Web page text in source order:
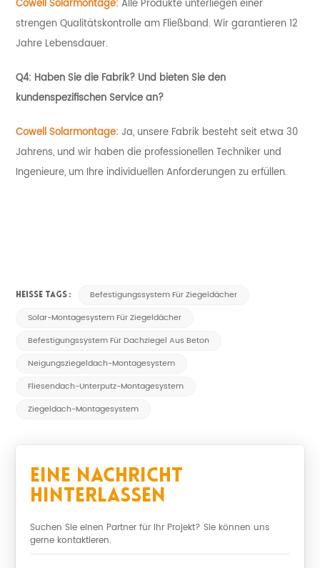
Cowell Solarmontage:Alle Produkte unterliegen einer
strengen Qualitätskontrolle am Fließband. Wir garantieren 12
Jahre Lebensdauer.
Q4: Haben Sie die Fabrik? Und bieten Sie den
kundenspezifischen Service an?
Cowell Solarmontage: Ja, unsere Fabrik besteht seit etwa 30
Jahrens, und wir haben die professionellen Techniker und
Ingenieure, um Ihre individuellen Anforderungen zu erfüllen.
HEISSE TAGS :
Befestigungssystem Für Ziegeldächer
Solar-Montagesystem Für Ziegeldächer
Befestigungssystem Für Dachziegel Aus Beton
Neigungsziegeldach-Montagesystem
Fliesendach-Unterputz-Montagesystem
Ziegeldach-Montagesystem
Eine Nachricht
Hinterlassen
Suchen Sie einen Partner für Ihr Projekt? Sie können uns
gerne kontaktieren.